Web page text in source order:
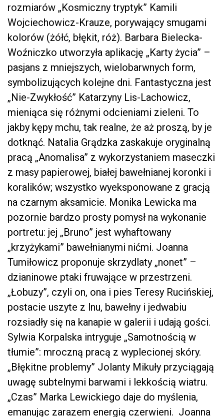
rozmiarów „Kosmiczny tryptyk” Kamili
Wojciechowicz-Krauze, porywający smugami
kolorów (żółć, błękit, róż). Barbara Bielecka-
Woźniczko utworzyła aplikację „Karty życia” –
pasjans z mniejszych, wielobarwnych form,
symbolizujących kolejne dni. Fantastyczna jest
„Nie-Zwykłość” Katarzyny Lis-Lachowicz,
mieniąca się różnymi odcieniami zieleni. To
jakby kępy mchu, tak realne, że aż proszą, by je
dotknąć. Natalia Grądzka zaskakuje oryginalną
pracą „Anomalisa” z wykorzystaniem maseczki
z masy papierowej, białej bawełnianej koronki i
koralików; wszystko wyeksponowane z gracją
na czarnym aksamicie. Monika Lewicka ma
pozornie bardzo prosty pomysł na wykonanie
portretu: jej „Bruno” jest wyhaftowany
„krzyżykami” bawełnianymi nićmi. Joanna
Tumiłowicz proponuje skrzydlaty „nonet” –
dzianinowe ptaki fruwające w przestrzeni.
„Łobuzy”, czyli on, ona i pies Teresy Rucińskiej,
postacie uszyte z lnu, bawełny i jedwabiu
rozsiadły się na kanapie w galerii i udają gości.
Sylwia Korpalska intryguje „Samotnością w
tłumie”: mroczną pracą z wyplecionej skóry.
„Błękitne problemy” Jolanty Mikuły przyciągają
uwagę subtelnymi barwami i lekkością wiatru.
„Czas” Marka Lewickiego daje do myślenia,
emanując zarazem energią czerwieni. Joanna